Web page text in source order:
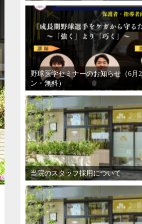
野球医学セミナーのお知らせ（6月
ン・無料）
当院のスタッフ採用について